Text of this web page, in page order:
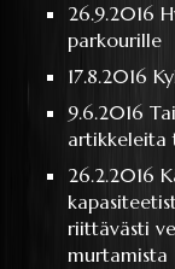
26.9.2016
parkourille
17.8.2016
9.6.2016
artikkeleita
26.2.2016
riittävästi
murtamista